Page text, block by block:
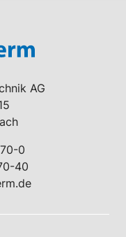
AG
0
40